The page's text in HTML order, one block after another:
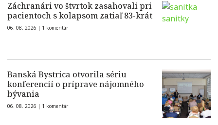
Záchranári vo štvrtok zasahovali pri
pacientoch s kolapsom zatiaľ 83-krát
06. 08. 2026 | 1 komentár
Banská Bystrica otvorila sériu
konferencií o príprave nájomného
bývania
06. 08. 2026 | 1 komentár